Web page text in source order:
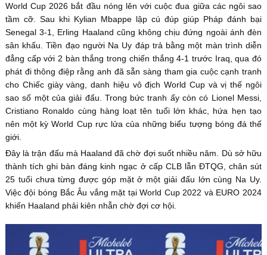
World Cup 2026 bắt đầu nóng lên với cuộc đua giữa các ngôi sao
tầm cỡ. Sau khi Kylian Mbappe lập cú đúp giúp Pháp đánh bại
Senegal 3-1, Erling Haaland cũng không chịu đứng ngoài ánh đèn
sân khấu. Tiền đạo người Na Uy đáp trả bằng một màn trình diễn
đẳng cấp với 2 bàn thắng trong chiến thắng 4-1 trước Iraq, qua đó
phát đi thông điệp rằng anh đã sẵn sàng tham gia cuộc cạnh tranh
cho Chiếc giày vàng, danh hiệu vô địch World Cup và vị thế ngôi
sao số một của giải đấu. Trong bức tranh ấy còn có Lionel Messi,
Cristiano Ronaldo cùng hàng loạt tên tuổi lớn khác, hứa hẹn tạo
nên một kỳ World Cup rực lửa của những biểu tượng bóng đá thế
giới.
Đây là trận đấu mà Haaland đã chờ đợi suốt nhiều năm. Dù sở hữu
thành tích ghi bàn đáng kinh ngạc ở cấp CLB lẫn ĐTQG, chân sút
25 tuổi chưa từng được góp mặt ở một giải đấu lớn cùng Na Uy.
Việc đội bóng Bắc Âu vắng mặt tại World Cup 2022 và EURO 2024
khiến Haaland phải kiên nhẫn chờ đợi cơ hội.